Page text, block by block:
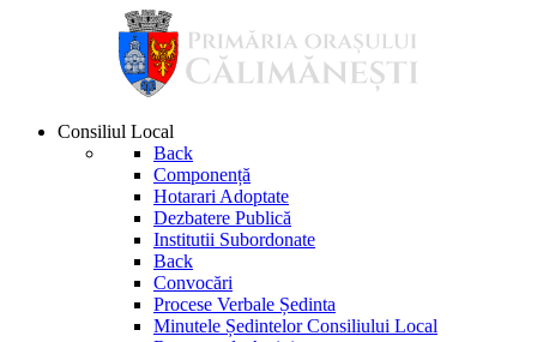
Consiliul Local
Back
Componență
Hotarari Adoptate
Dezbatere Publică
Institutii Subordonate
Back
Convocări
Procese Verbale Ședinta
Minutele Ședintelor Consiliului Local